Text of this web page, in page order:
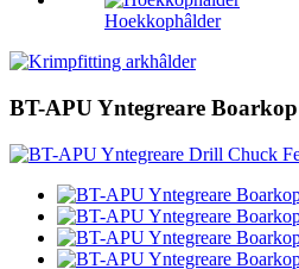
Hoekkophâlder
BT-APU Yntegreare Boarkop